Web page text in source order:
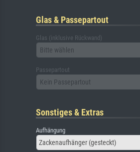
Glas & Passepartout
Glas (inklusive Rückwand)
Bitte wählen
Passepartout
Kein Passepartout
Sonstiges & Extras
Aufhängung
Zackenaufhänger (gesteckt)